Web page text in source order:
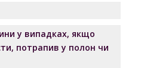
у випадках, якщо
потрапив у полон чи